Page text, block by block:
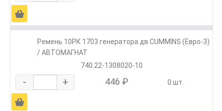
Ä
Ремень 10РК 1703 генератора дв.CUMMINS (Евро-3)
/ АВТОМАГНАТ
740.22-1308020-10
- + 446 ₽ 0 шт.
Ä